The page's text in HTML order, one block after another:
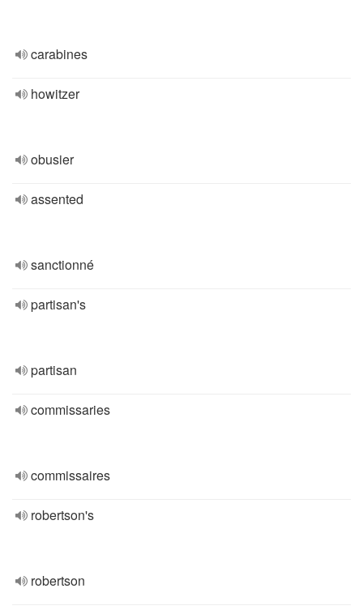
carabines
howitzer
obusier
assented
sanctionné
partisan's
partisan
commissaries
commissaires
robertson's
robertson